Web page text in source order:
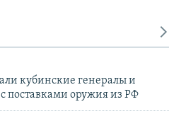
кубинские генералы и
поставками оружия из РФ